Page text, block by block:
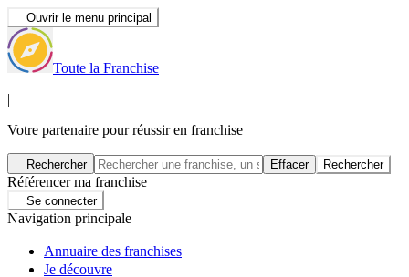
Ouvrir le menu principal
Toute la Franchise
|
Votre partenaire pour réussir en franchise
Rechercher Effacer Rechercher
Référencer ma franchise
Se connecter
Navigation principale
Annuaire des franchises
Je découvre